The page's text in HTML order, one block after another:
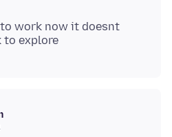
work now it doesnt